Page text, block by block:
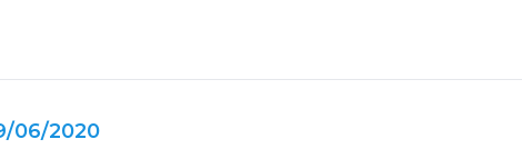
06/2020